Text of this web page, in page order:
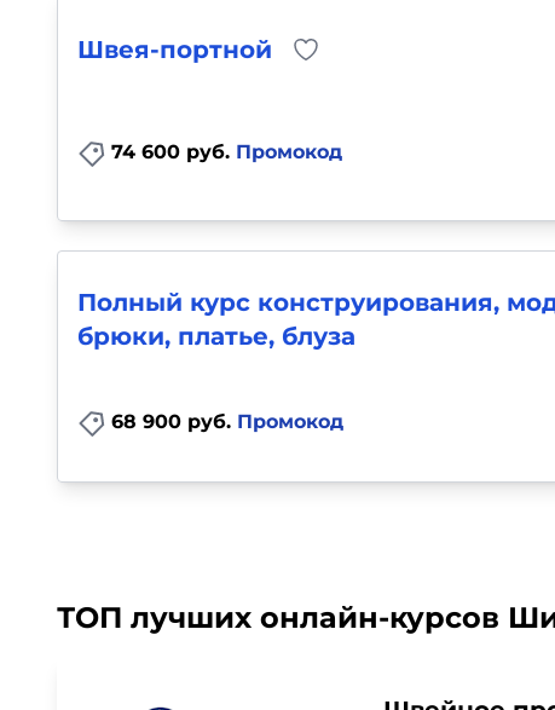
Швея-портной
74 600 руб. Промокод
Полный курс конструирования,
брюки, платье, блуза
68 900 руб. Промокод
ТОП лучших онлайн-курсов